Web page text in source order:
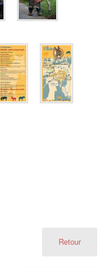
Retour